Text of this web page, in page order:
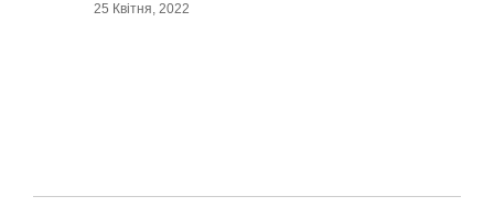
25 Квітня, 2022